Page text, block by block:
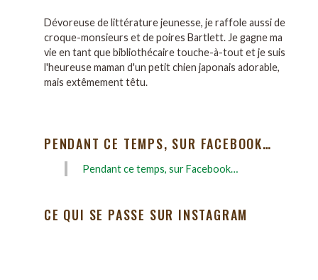
Dévoreuse de littérature jeunesse, je raffole aussi de
croque-monsieurs et de poires Bartlett. Je gagne ma
vie en tant que bibliothécaire touche-à-tout et je suis
l'heureuse maman d'un petit chien japonais adorable,
mais extêmement têtu.
PENDANT CE TEMPS, SUR FACEBOOK…
Pendant ce temps, sur Facebook…
CE QUI SE PASSE SUR INSTAGRAM